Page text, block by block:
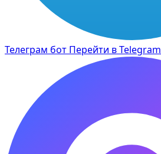
Телеграм бот Перейти в Telegram